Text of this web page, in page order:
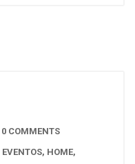
0 COMMENTS
EVENTOS, HOME,